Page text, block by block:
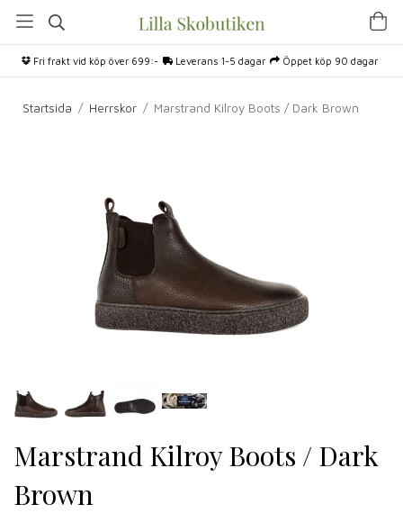
Fri frakt vid köp över 699:- Leverans 1-5 dagar Öppet köp 90 dagar
Startsida / Herrskor / Marstrand Kilroy Boots / Dark Brown
Marstrand Kilroy Boots / Dark
Brown